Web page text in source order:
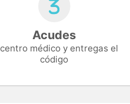
Acudes
médico y entregas el
código